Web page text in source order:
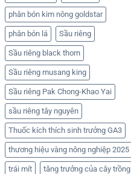
phân bón kim nông goldstar
phân bón lá Sầu riêng
Sầu riêng black thorn
Sầu riêng musang king
Sầu riêng Pak Chong-Khao Yai
sầu riêng tây nguyên
Thuốc kích thích sinh trưởng GA3
thương hiệu vàng nông nghiệp 2025
trái mít tăng trưởng của cây trồng